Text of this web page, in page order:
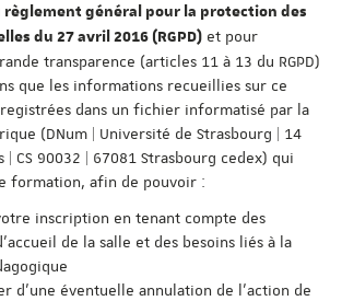
règlement général pour la protection des
du 27 avril 2016 (RGPD) et pour
transparence (articles 11 à 13 du RGPD)
que les informations recueillies sur ce
dans un fichier informatisé par la
(DNum | Université de Strasbourg | 14
| CS 90032 | 67081 Strasbourg cedex) qui
formation, afin de pouvoir :
inscription en tenant compte des
de la salle et des besoins liés à la
d'une éventuelle annulation de l'action de